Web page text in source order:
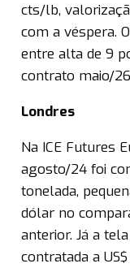
cts/lb,
com a véspera.
entre alta de 9
contrato maio/
Londres
Na ICE Futures
agosto/24 foi
tonelada,
dólar no
anterior. Já a
contratada a